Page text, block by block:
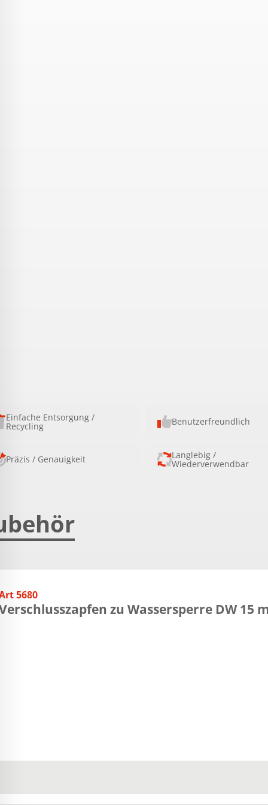
Einfache Entsorgung /
Recycling Benutzerfreundlich
Präzis / Genauigkeit Langlebig /
Wiederverwendbar
5680
zu Wassersperre DW 15